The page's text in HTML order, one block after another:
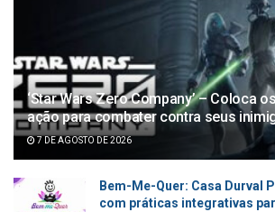
‘Star Wars Zero Company’ – Coloca
ação para combater contra seus
7 DE AGOSTO DE 2026
Bem-Me-Quer: Casa Durval
com práticas integrativas